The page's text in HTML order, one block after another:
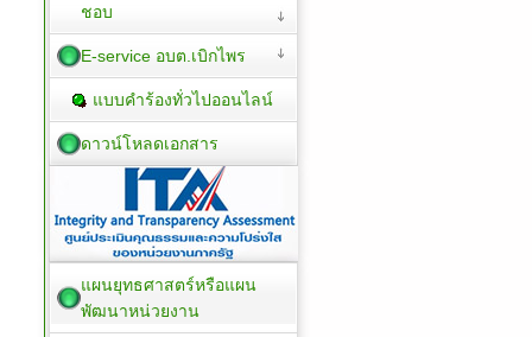
ชอบ
E-service อบต.เบิกไพร
แบบคำร้องทั่วไปออนไลน์
ดาวน์โหลดเอกสาร
แผนยุทธศาสตร์หรือแผน
พัฒนาหน่วยงาน